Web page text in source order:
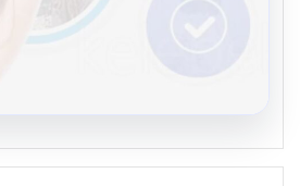
platformu İle Çevrim içi